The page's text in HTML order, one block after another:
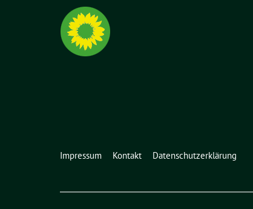
Impressum Kontakt Datenschutzerklärung